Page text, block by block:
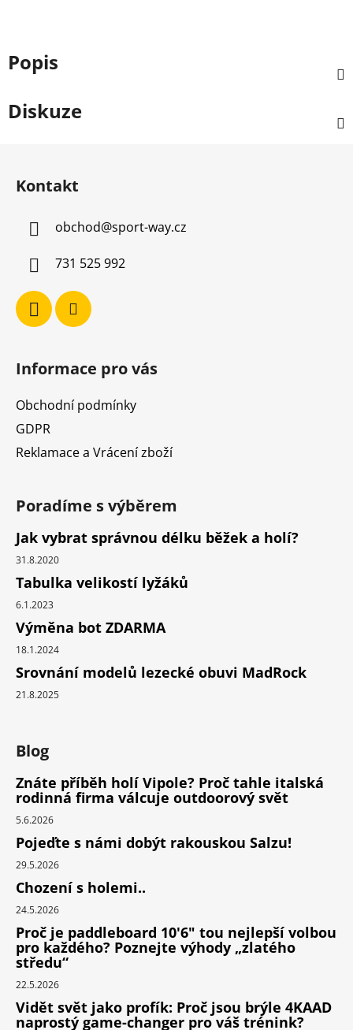
Popis
Diskuze
Kontakt
obchod@sport-way.cz
731 525 992
Informace pro vás
Obchodní podmínky
GDPR
Reklamace a Vrácení zboží
Poradíme s výběrem
Jak vybrat správnou délku běžek a holí?
31.8.2020
Tabulka velikostí lyžáků
6.1.2023
Výměna bot ZDARMA
18.1.2024
Srovnání modelů lezecké obuvi MadRock
21.8.2025
Blog
Znáte příběh holí Vipole? Proč tahle italská
rodinná firma válcuje outdoorový svět
5.6.2026
Pojeďte s námi dobýt rakouskou Salzu!
29.5.2026
Chození s holemi..
24.5.2026
Proč je paddleboard 10'6" tou nejlepší volbou
pro každého? Poznejte výhody „zlatého
středu“
22.5.2026
Vidět svět jako profík: Proč jsou brýle 4KAAD
naprostý game-changer pro váš trénink?